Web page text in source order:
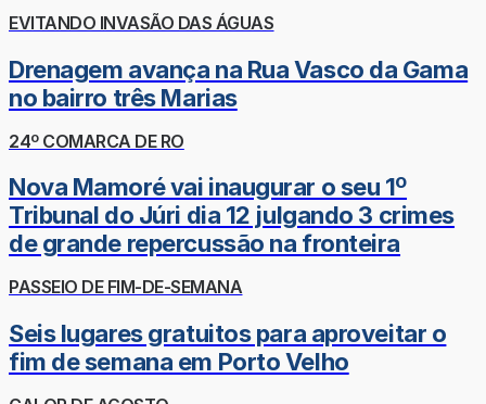
EVITANDO INVASÃO DAS ÁGUAS
Drenagem avança na Rua Vasco da Gama
no bairro três Marias
24º COMARCA DE RO
Nova Mamoré vai inaugurar o seu 1º
Tribunal do Júri dia 12 julgando 3 crimes
de grande repercussão na fronteira
PASSEIO DE FIM-DE-SEMANA
Seis lugares gratuitos para aproveitar o
fim de semana em Porto Velho